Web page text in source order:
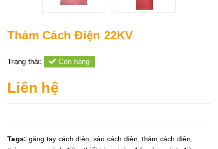
Thảm Cách Điện 22KV
Trạng thái: Còn hàng
Liên hệ
Tags: găng tay cách điện sào cách điện ,thảm cách điện